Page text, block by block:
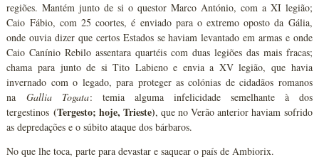
regiões. Mantém junto de si o questor Marco António, com a XI legião;
Caio Fábio, com 25 coortes, é enviado para o extremo oposto da Gália,
onde ouvia dizer que certos Estados se haviam levantado em armas e onde
Caio Canínio Rebilo assentara quartéis com duas legiões das mais fracas;
chama para junto de si Tito Labieno e envia a XV legião, que havia
invernado com o legado, para proteger as colónias de cidadãos romanos
naGallia Togata: temia alguma infelicidade semelhante à dos
tergestinos (Tergesto; hoje, Trieste), que no Verão anterior haviam sofrido
as depredações e o súbito ataque dos bárbaros.
No que lhe toca, parte para devastar e saquear o país de Ambiorix.